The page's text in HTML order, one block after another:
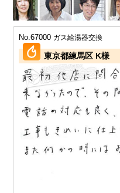
No.67000 ガス給湯器交換
東京都練馬区 K様